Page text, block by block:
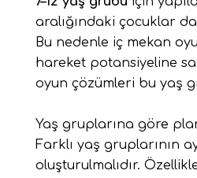
aralığındaki çocuklar
Bu nedenle iç mekan
hareket potansiyeline
oyun çözümleri bu yaş
Yaş gruplarına göre
Farklı yaş gruplarının
oluşturulmalıdır.